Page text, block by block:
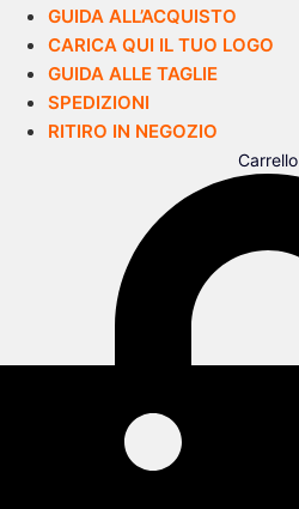
GUIDA ALL’ACQUISTO
CARICA QUI IL TUO LOGO
GUIDA ALLE TAGLIE
SPEDIZIONI
RITIRO IN NEGOZIO
Carrello